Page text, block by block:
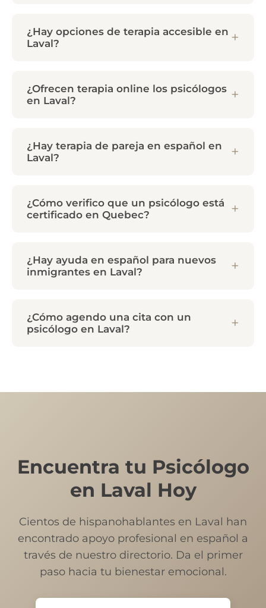
¿Hay opciones de terapia accesible en
Laval?
¿Ofrecen terapia online los psicólogos
en Laval?
¿Hay terapia de pareja en español en
Laval?
¿Cómo verifico que un psicólogo está
certificado en Quebec?
¿Hay ayuda en español para nuevos
inmigrantes en Laval?
¿Cómo agendo una cita con un
psicólogo en Laval?
Encuentra tu Psicólogo
en Laval Hoy
Cientos de hispanohablantes en Laval han
encontrado apoyo profesional en español a
través de nuestro directorio. Da el primer
paso hacia tu bienestar emocional.